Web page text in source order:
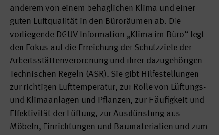
anderem von einem behaglichen Klima und einer
guten Luftqualität in den Büroräumen ab. Die
vorliegende DGUV Information „Klima im Büro“ legt
den Fokus auf die Erreichung der Schutzziele der
Arbeitsstättenverordnung und ihrer dazugehörigen
Technischen Regeln (ASR). Sie gibt Hilfestellungen
zur richtigen Lufttemperatur, zur Rolle von Lüftungs-
und Klimaanlagen und Pflanzen, zur Häufigkeit und
Effektivität der Lüftung, zur Ausdünstung aus
Möbeln, Einrichtungen und Baumaterialien und zum